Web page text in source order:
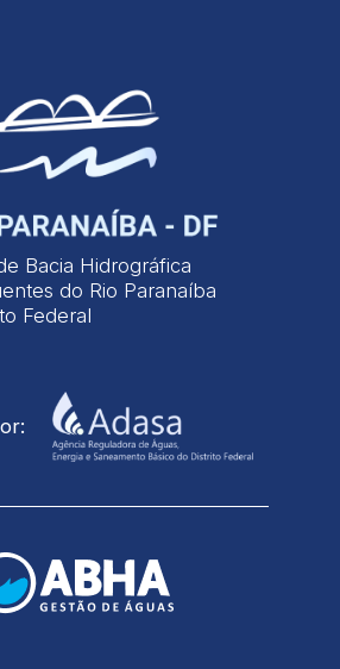
Bacia Hidrográfica
do Rio Paranaíba
Federal